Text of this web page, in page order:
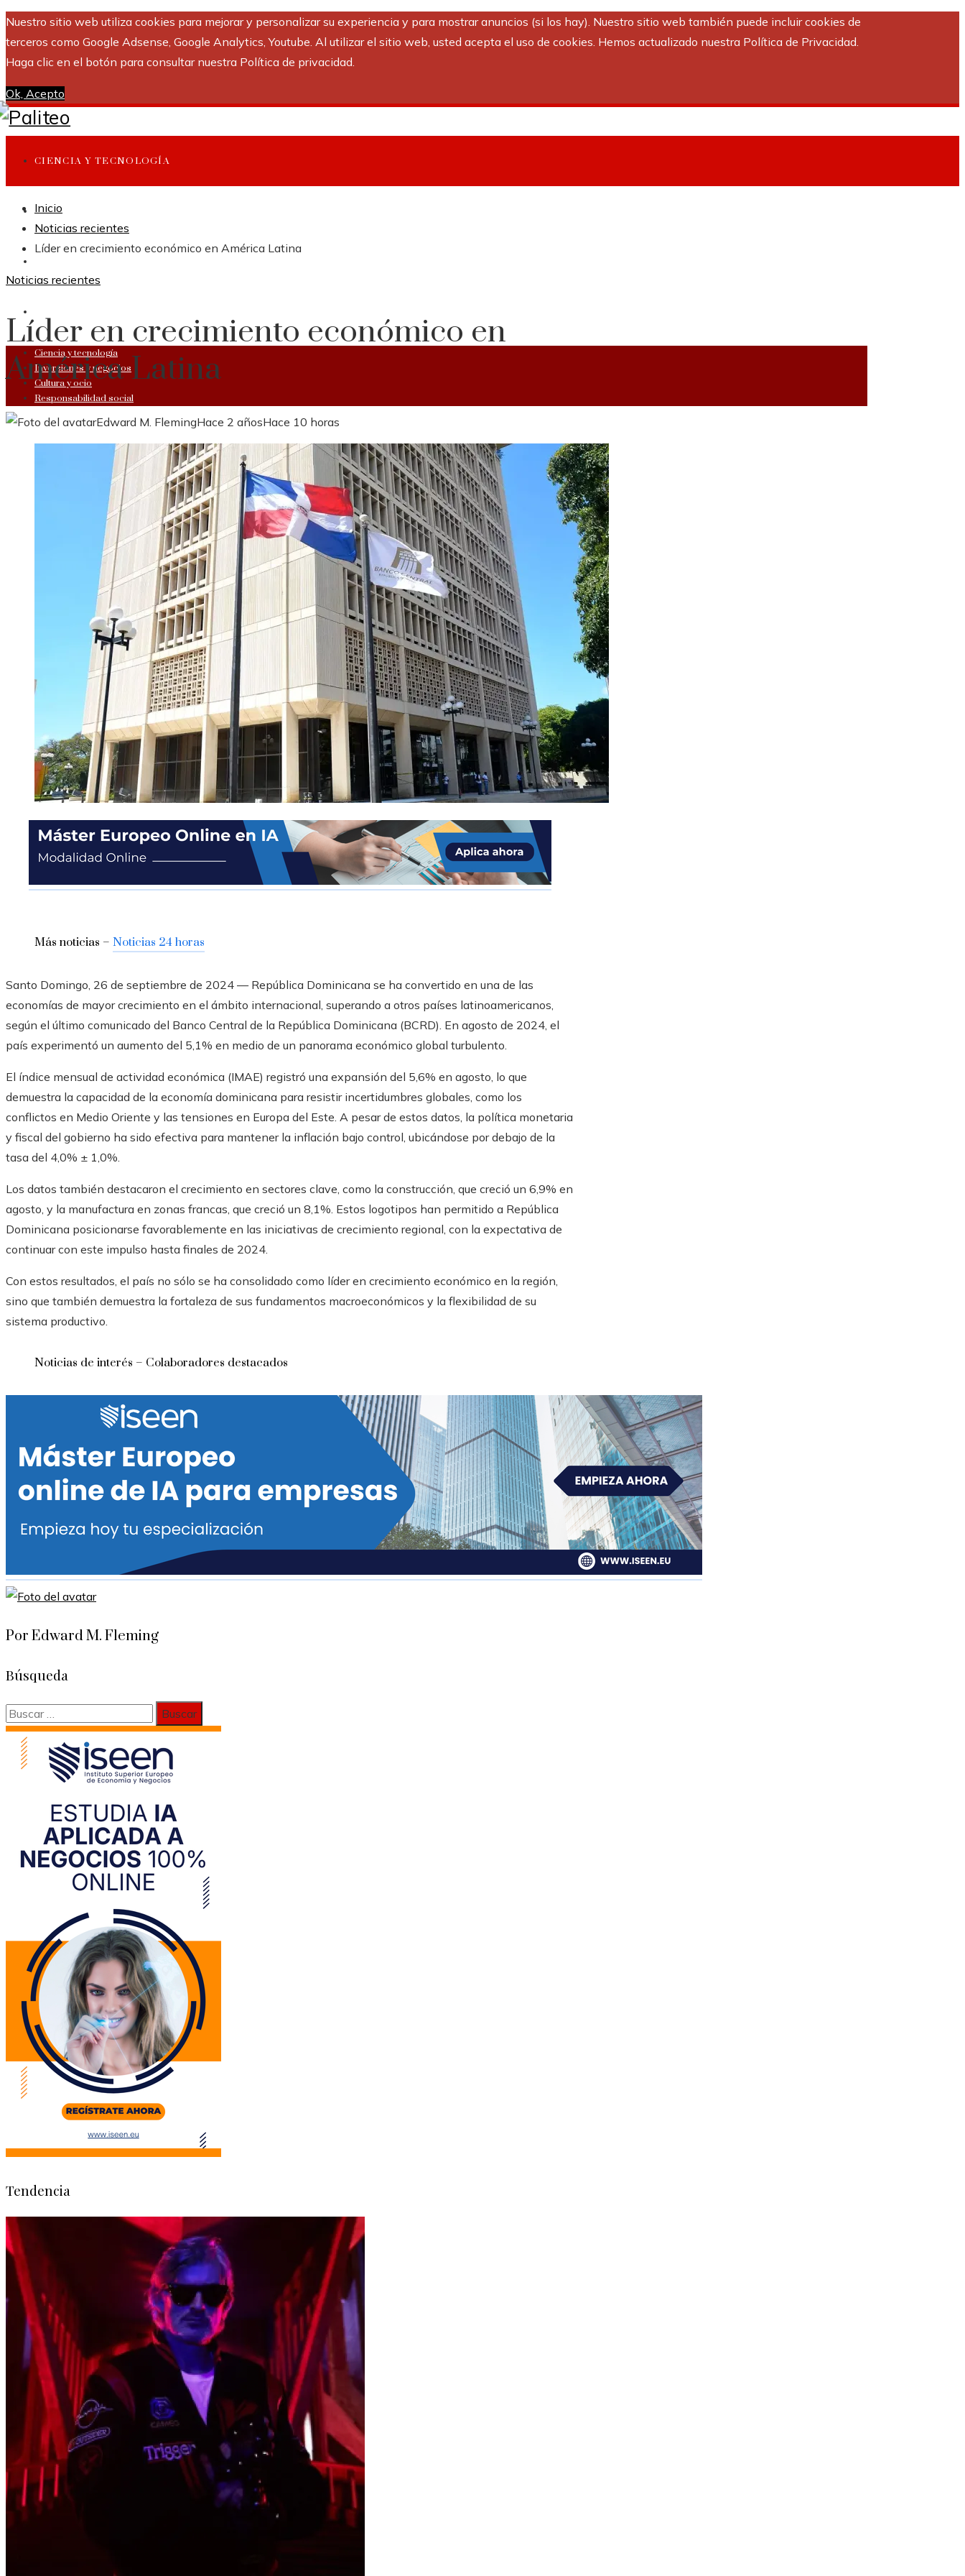
Nuestro sitio web utiliza cookies para mejorar y personalizar su experiencia y para mostrar anuncios (si los hay). Nuestro sitio web también puede incluir cookies de
terceros como Google Adsense, Google Analytics, Youtube. Al utilizar el sitio web, usted acepta el uso de cookies. Hemos actualizado nuestra Política de Privacidad.
Haga clic en el botón para consultar nuestra Política de privacidad.
Ok, Acepto
CIENCIA Y TECNOLOGÍA
INVERSIONES Y NEGOCIOS
Ciencia y tecnología
Inversiones y negocios
Cultura y ocio
Responsabilidad social
Inicio
Noticias recientes
Líder en crecimiento económico en América Latina
Noticias recientes
Líder en crecimiento económico en
América Latina
Edward M. FlemingHace 2 añosHace 10 horas
Más noticias – Noticias 24 horas
Santo Domingo, 26 de septiembre de 2024 — República Dominicana se ha convertido en una de las
economías de mayor crecimiento en el ámbito internacional, superando a otros países latinoamericanos,
según el último comunicado del Banco Central de la República Dominicana (BCRD). En agosto de 2024, el
país experimentó un aumento del 5,1% en medio de un panorama económico global turbulento.
El índice mensual de actividad económica (IMAE) registró una expansión del 5,6% en agosto, lo que
demuestra la capacidad de la economía dominicana para resistir incertidumbres globales, como los
conflictos en Medio Oriente y las tensiones en Europa del Este. A pesar de estos datos, la política monetaria
y fiscal del gobierno ha sido efectiva para mantener la inflación bajo control, ubicándose por debajo de la
tasa del 4,0% ± 1,0%.
Los datos también destacaron el crecimiento en sectores clave, como la construcción, que creció un 6,9% en
agosto, y la manufactura en zonas francas, que creció un 8,1%. Estos logotipos han permitido a República
Dominicana posicionarse favorablemente en las iniciativas de crecimiento regional, con la expectativa de
continuar con este impulso hasta finales de 2024.
Con estos resultados, el país no sólo se ha consolidado como líder en crecimiento económico en la región,
sino que también demuestra la fortaleza de sus fundamentos macroeconómicos y la flexibilidad de su
sistema productivo.
Noticias de interés – Colaboradores destacados
Por Edward M. Fleming
Búsqueda
Buscar:
Tendencia